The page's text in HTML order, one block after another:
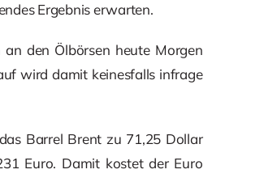
Ergebnis erwarten.
den Ölbörsen heute Morgen
wird damit keinesfalls infrage
Barrel Brent zu 71,25 Dollar
Euro. Damit kostet der Euro